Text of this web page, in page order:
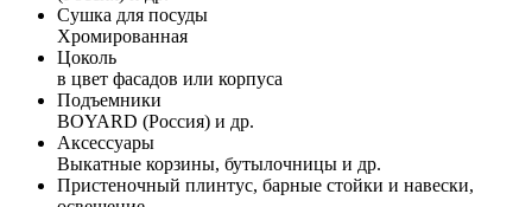
Сушка для посуды
Хромированная
Цоколь
в цвет фасадов или корпуса
Подъемники
BOYARD (Россия) и др.
Аксессуары
Выкатные корзины, бутылочницы и др.
Пристеночный плинтус, барные стойки и навески,